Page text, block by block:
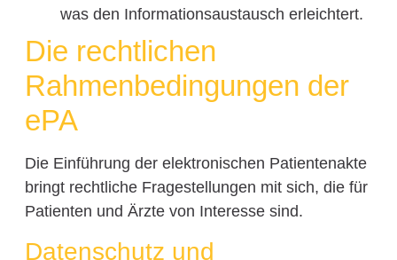
was den Informationsaustausch erleichtert.
Die rechtlichen
Rahmenbedingungen der
ePA
Die Einführung der elektronischen Patientenakte
bringt rechtliche Fragestellungen mit sich, die für
Patienten und Ärzte von Interesse sind.
Datenschutz und